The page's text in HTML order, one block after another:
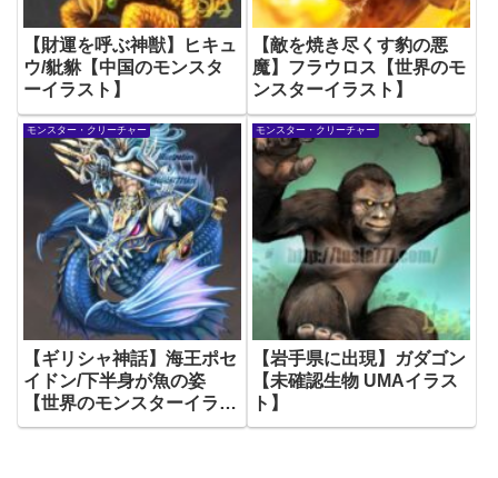
【財運を呼ぶ神獣】ヒキュ
ウ/豼貅【中国のモンスタ
ーイラスト】
【敵を焼き尽くす豹の悪
魔】フラウロス【世界のモ
ンスターイラスト】
モンスター・クリーチャー
【ギリシャ神話】海王ポセ
イドン/下半身が魚の姿
【世界のモンスターイラス
ト】
モンスター・クリーチャー
【岩手県に出現】ガダゴン
【未確認生物 UMAイラス
ト】